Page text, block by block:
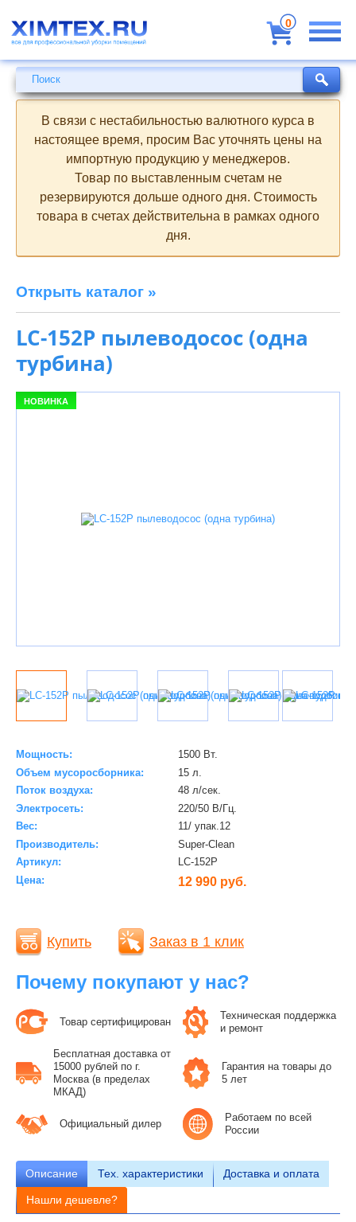
для
профессиональной
уборки
помещений
Поиск
В связи с нестабильностью валютного курса в
настоящее время, просим Вас уточнять цены на
импортную продукцию у менеджеров.
Товар по выставленным счетам не
резервируются дольше одного дня. Стоимость
товара в счетах действительна в рамках одного
дня.
Открыть каталог »
LC-152P пылеводосос (одна
турбина)
НОВИНКА
Мощность:
1500 Вт.
Объем мусоросборника:
15 л.
Поток воздуха:
48 л/сек.
Электросеть:
220/50 В/Гц.
Вес:
11/ упак.12
Производитель:
Super-Clean
Артикул:
LC-152P
Цена:
12 990 руб.
Купить Заказ в 1 клик
Почему покупают у нас?
Товар сертифицирован
Техническая поддержка
и ремонт
Бесплатная доставка от
15000 рублей по г.
Москва (в пределах
МКАД)
Гарантия на товары до
5 лет
Официальный дилер
Работаем по всей
России
Описание Тех. характеристики Доставка и оплата
Нашли дешевле?
Поиск
0